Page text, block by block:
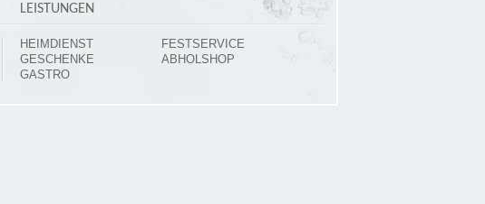
LEISTUNGEN
HEIMDIENST
GESCHENKE
GASTRO
FESTSERVICE
ABHOLSHOP